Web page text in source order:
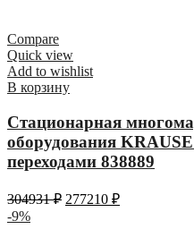
Compare
Quick view
Add to wishlist
В корзину
Стационарная
оборудования
переходами 838889
304931₽ 277210 ₽
-9%